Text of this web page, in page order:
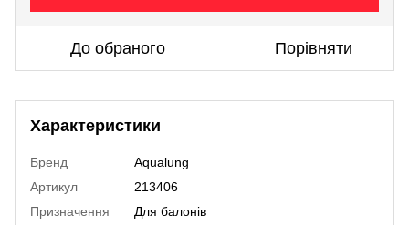
До обраного Порівняти
Характеристики
Бренд
Aqualung
Артикул
213406
Призначення
Для балонів